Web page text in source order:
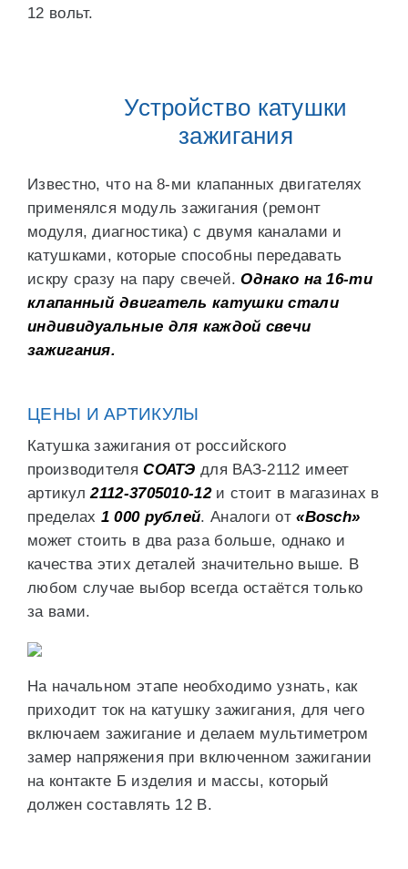
12 вольт.
Устройство катушки
зажигания
Известно, что на 8-ми клапанных двигателях
применялся модуль зажигания (ремонт
модуля, диагностика) с двумя каналами и
катушками, которые способны передавать
искру сразу на пару свечей.Однако на 16-ти
клапанный двигатель катушки стали
индивидуальные для каждой свечи
зажигания.
ЦЕНЫ И АРТИКУЛЫ
Катушка зажигания от российского
производителяСОАТЭ для ВАЗ-2112 имеет
артикул2112-3705010-12и стоит в магазинах в
пределах 1 000 рублей. Аналоги от«Bosch»
может стоить в два раза больше, однако и
качества этих деталей значительно выше. В
любом случае выбор всегда остаётся только
за вами.
На начальном этапе необходимо узнать, как
приходит ток на катушку зажигания, для чего
включаем зажигание и делаем мультиметром
замер напряжения при включенном зажигании
на контакте Б изделия и массы, который
должен составлять 12 В.